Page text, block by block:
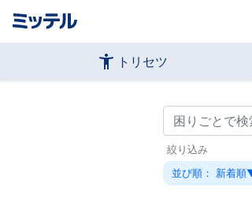
トリセツ
絞り込み
並び順： 新着順